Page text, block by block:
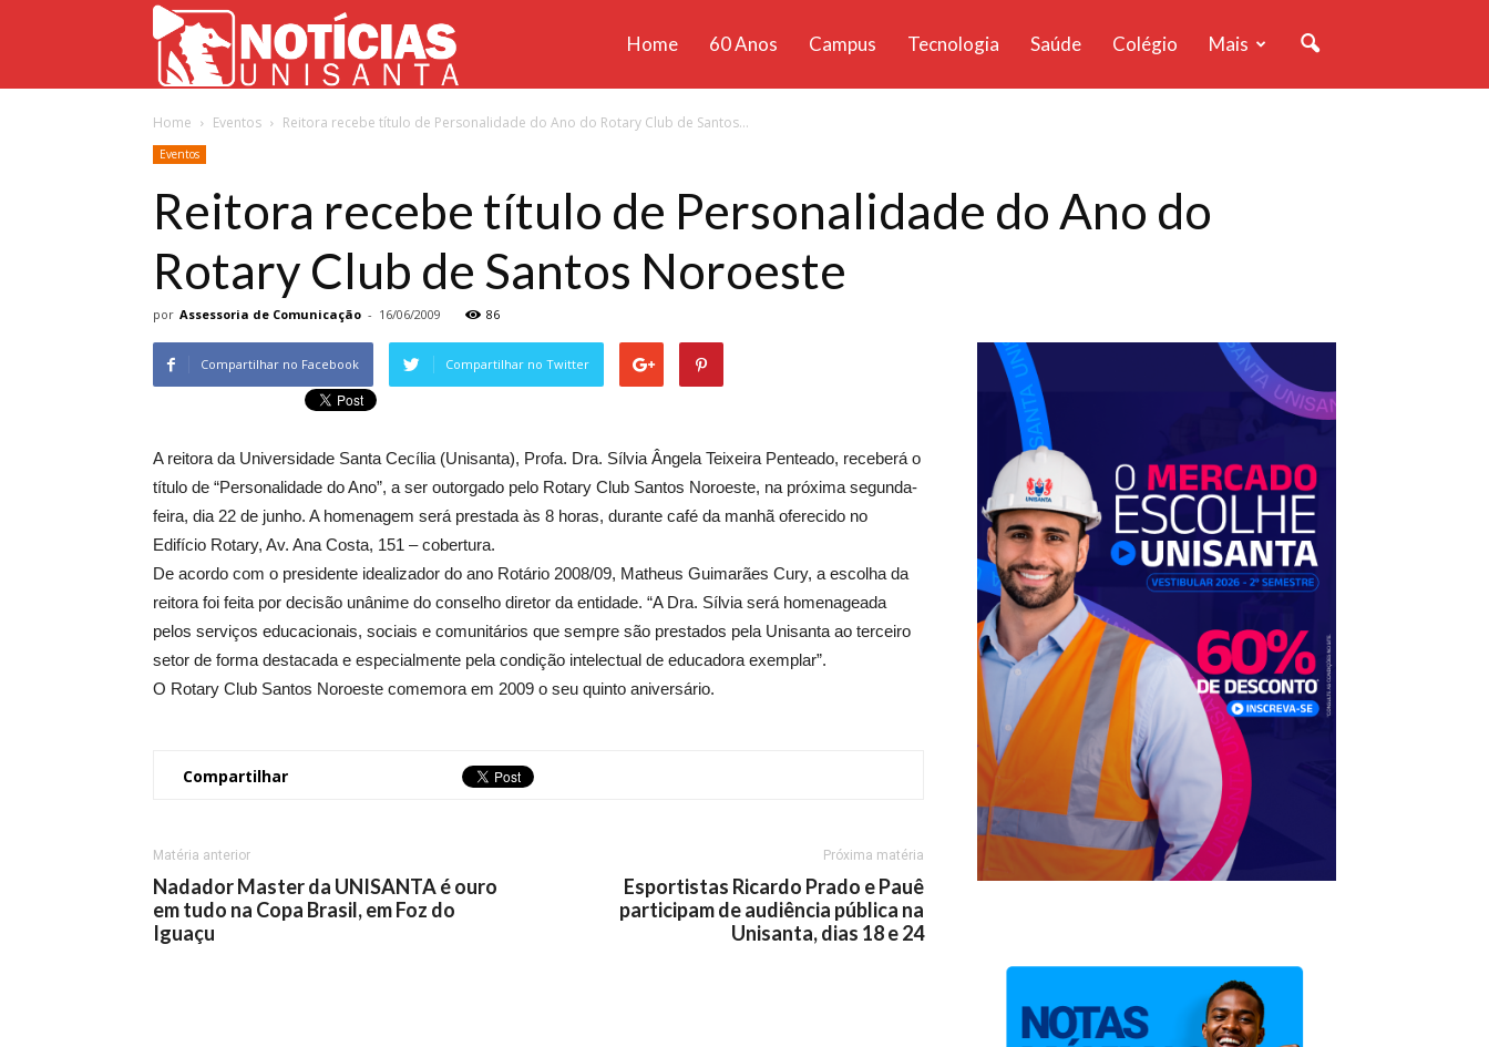
Unisanta
Home 60 Anos Campus Tecnologia Saúde Colégio Mais
Home Eventos Reitora recebe título de Personalidade do Ano do Rotary Club de Santos...
Eventos
Reitora recebe título de Personalidade do Ano do
Rotary Club de Santos Noroeste
por Assessoria de Comunicação - 16/06/2009 86
Compartilhar no Facebook Compartilhar no Twitter
A reitora da Universidade Santa Cecília (Unisanta), Profa. Dra. Sílvia Ângela Teixeira Penteado, receberá o
título de “Personalidade do Ano”, a ser outorgado pelo Rotary Club Santos Noroeste, na próxima segunda-
feira, dia 22 de junho. A homenagem será prestada às 8 horas, durante café da manhã oferecido no
Edifício Rotary, Av. Ana Costa, 151 – cobertura.
De acordo com o presidente idealizador do ano Rotário 2008/09, Matheus Guimarães Cury, a escolha da
reitora foi feita por decisão unânime do conselho diretor da entidade. “A Dra. Sílvia será homenageada
pelos serviços educacionais, sociais e comunitários que sempre são prestados pela Unisanta ao terceiro
setor de forma destacada e especialmente pela condição intelectual de educadora exemplar”.
O Rotary Club Santos Noroeste comemora em 2009 o seu quinto aniversário.
Compartilhar
Matéria anterior
Nadador Master da UNISANTA é ouro
em tudo na Copa Brasil, em Foz do
Iguaçu
Próxima matéria
Esportistas Ricardo Prado e Pauê
participam de audiência pública na
Unisanta, dias 18 e 24